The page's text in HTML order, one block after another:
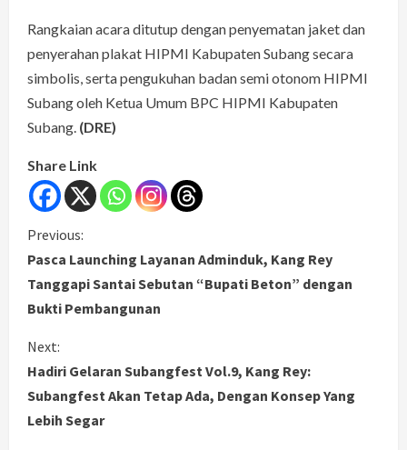
Rangkaian acara ditutup dengan penyematan jaket dan
penyerahan plakat HIPMI Kabupaten Subang secara
simbolis, serta pengukuhan badan semi otonom HIPMI
Subang oleh Ketua Umum BPC HIPMI Kabupaten
Subang. (DRE)
Share Link
C
o
n
t
i
n
Previous:
Pasca Launching Layanan Adminduk, Kang Rey
Tanggapi Santai Sebutan “Bupati Beton” dengan
Bukti Pembangunan
Next:
Hadiri Gelaran Subangfest Vol.9, Kang Rey:
Subangfest Akan Tetap Ada, Dengan Konsep Yang
Lebih Segar